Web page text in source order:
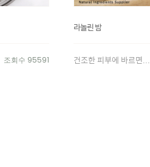
조회수 95591
라놀린 밤
건조한 피부에 바르면...